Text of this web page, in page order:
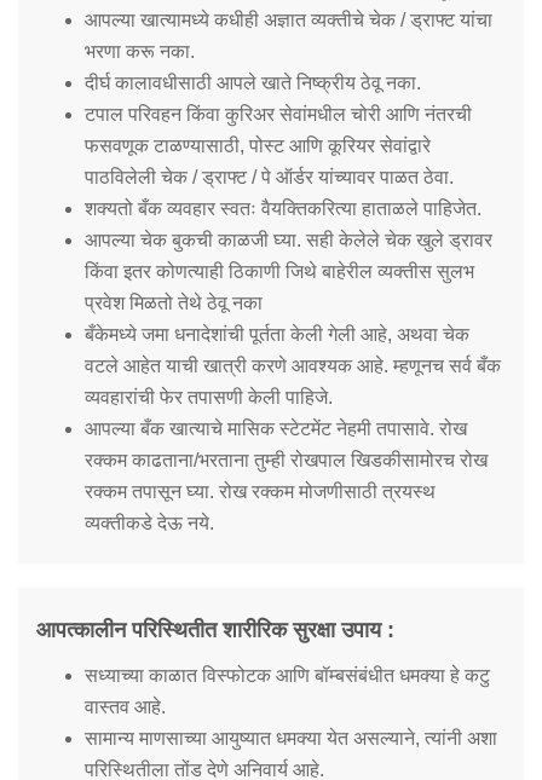
आपल्या खात्यामध्ये कधीही अज्ञात व्यक्तीचे चेक / ड्राफ्ट यांचा
भरणा करू नका.
दीर्घ कालावधीसाठी आपले खाते निष्क्रीय ठेवू नका.
टपाल परिवहन किंवा कुरिअर सेवांमधील चोरी आणि नंतरची
फसवणूक टाळण्यासाठी, पोस्ट आणि कूरियर सेवांद्वारे
पाठविलेली चेक / ड्राफ्ट / पे ऑर्डर यांच्यावर पाळत ठेवा.
शक्यतो बँक व्यवहार स्वतः वैयक्तिकरित्या हाताळले पाहिजेत.
आपल्या चेक बुकची काळजी घ्या. सही केलेले चेक खुले ड्रावर
किंवा इतर कोणत्याही ठिकाणी जिथे बाहेरील व्यक्तीस सुलभ
प्रवेश मिळतो तेथे ठेवू नका
बँकेमध्ये जमा धनादेशांची पूर्तता केली गेली आहे, अथवा चेक
वटले आहेत याची खात्री करणे आवश्यक आहे. म्हणूनच सर्व बँक
व्यवहारांची फेर तपासणी केली पाहिजे.
आपल्या बँक खात्याचे मासिक स्टेटमेंट नेहमी तपासावे. रोख
रक्कम काढताना/भरताना तुम्ही रोखपाल खिडकीसामोरच रोख
रक्कम तपासून घ्या. रोख रक्कम मोजणीसाठी त्रयस्थ
व्यक्तीकडे देऊ नये.
आपत्कालीन परिस्थितीत शारीरिक सुरक्षा उपाय :
सध्याच्या काळात विस्फोटक आणि बॉम्बसंबंधीत धमक्या हे कटु
वास्तव आहे.
सामान्य माणसाच्या आयुष्यात धमक्या येत असल्याने, त्यांनी अशा
परिस्थितीला तोंड देणे अनिवार्य आहे.